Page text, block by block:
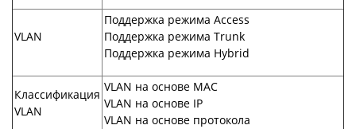
VLAN
Поддержка режима Access
Поддержка режима Trunk
Поддержка режима Hybrid
Классификация
VLAN
VLAN на основе MAC
VLAN на основе IP
VLAN на основе протокола